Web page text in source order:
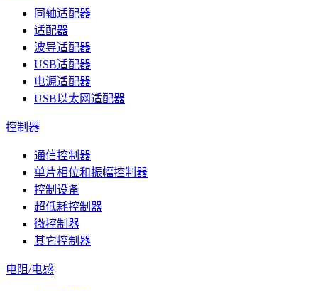
同轴适配器
适配器
波导适配器
USB适配器
电源适配器
USB以太网适配器
控制器
通信控制器
单片相位和振幅控制器
控制设备
超低耗控制器
微控制器
其它控制器
电阻/电感